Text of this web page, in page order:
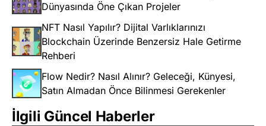
Dünyasında Öne Çıkan Projeler
NFT Nasıl Yapılır? Dijital Varlıklarınızı
Blockchain Üzerinde Benzersiz Hale Getirme
Rehberi
Flow Nedir? Nasıl Alınır? Geleceği, Künyesi,
Satın Almadan Önce Bilinmesi Gerekenler
İlgili Güncel Haberler